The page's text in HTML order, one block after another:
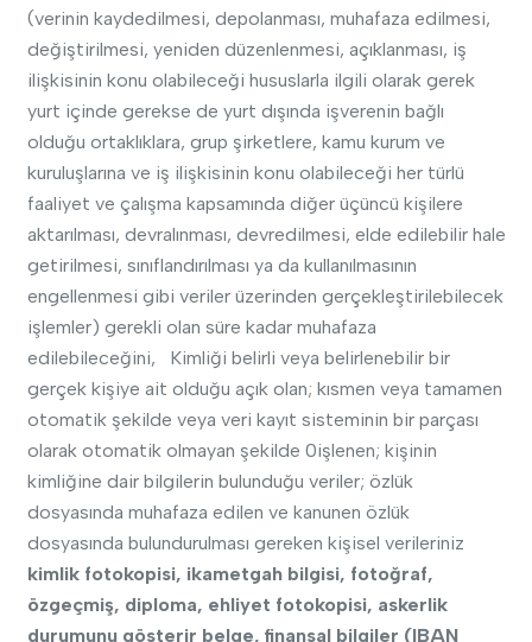
(verinin kaydedilmesi, depolanması, muhafaza edilmesi,
değiştirilmesi, yeniden düzenlenmesi, açıklanması, iş
ilişkisinin konu olabileceği hususlarla ilgili olarak gerek
yurt içinde gerekse de yurt dışında işverenin bağlı
olduğu ortaklıklara, grup şirketlere, kamu kurum ve
kuruluşlarına ve iş ilişkisinin konu olabileceği her türlü
faaliyet ve çalışma kapsamında diğer üçüncü kişilere
aktarılması, devralınması, devredilmesi, elde edilebilir hale
getirilmesi, sınıflandırılması ya da kullanılmasının
engellenmesi gibi veriler üzerinden gerçekleştirilebilecek
işlemler) gerekli olan süre kadar muhafaza
edilebileceğini, Kimliği belirli veya belirlenebilir bir
gerçek kişiye ait olduğu açık olan; kısmen veya tamamen
otomatik şekilde veya veri kayıt sisteminin bir parçası
olarak otomatik olmayan şekilde 0işlenen; kişinin
kimliğine dair bilgilerin bulunduğu veriler; özlük
dosyasında muhafaza edilen ve kanunen özlük
dosyasında bulundurulması gereken kişisel verileriniz
kimlik fotokopisi, ikametgah bilgisi, fotoğraf,
özgeçmiş, diploma, ehliyet fotokopisi, askerlik
durumunu gösterir belge, finansal bilgiler (IBAN